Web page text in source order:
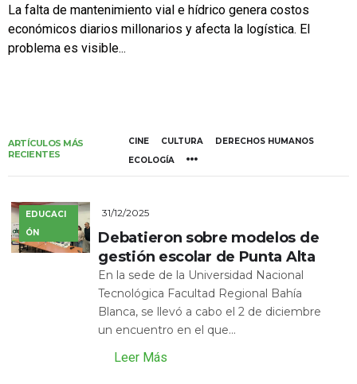
La falta de mantenimiento vial e hídrico genera costos
económicos diarios millonarios y afecta la logística. El
problema es visible...
ARTÍCULOS MÁS
RECIENTES
CINE CULTURA
DERECHOS HUMANOS
ECOLOGÍA
EDUCACI
ÓN
31/12/2025
Debatieron sobre modelos de
gestión escolar de Punta Alta
En la sede de la Universidad Nacional
Tecnológica Facultad Regional Bahía
Blanca, se llevó a cabo el 2 de diciembre
un encuentro en el que...
Leer Más